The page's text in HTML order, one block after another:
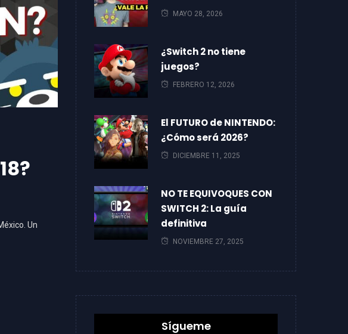
Un
MAYO 28, 2026
¿Switch 2 no tiene
juegos?
FEBRERO 12, 2026
El FUTURO de NINTENDO:
¿Cómo será 2026?
DICIEMBRE 11, 2025
NO TE EQUIVOQUES CON
SWITCH 2: La guía
definitiva
NOVIEMBRE 27, 2025
Sígueme